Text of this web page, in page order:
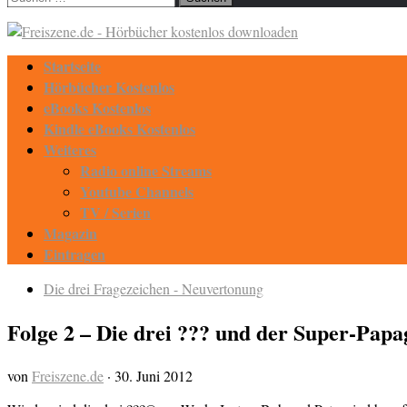
Startseite
Hörbücher Kostenlos
eBooks Kostenlos
Kindle eBooks Kostenlos
Weiteres
Radio online Streams
Youtube Channels
TV / Serien
Magazin
Eintragen
Die drei Fragezeichen - Neuvertonung
Folge 2 – Die drei ??? und der Super-
von Freiszene.de · 30. Juni 2012